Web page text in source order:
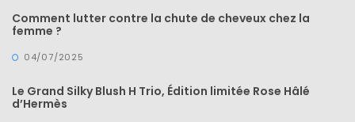
Comment lutter contre la chute de cheveux chez la
femme ?
04/07/2025
Le Grand Silky Blush H Trio, Édition limitée Rose Hâlé
d’Hermès